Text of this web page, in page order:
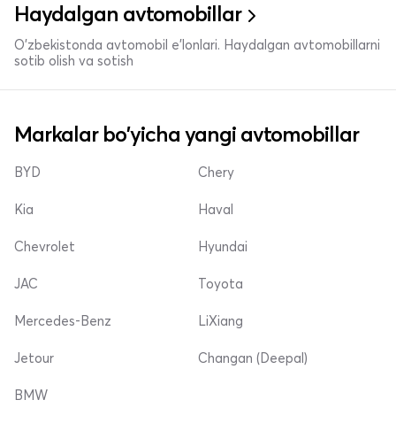
Haydalgan avtomobillar
O'zbekistonda avtomobil e’lonlari. Haydalgan avtomobillarni
sotib olish va sotish
Markalar bo'yicha yangi avtomobillar
BYD
Kia
Chevrolet
Chery
Haval
Hyundai
JAC
Mercedes-Benz
Jetour
Toyota
LiXiang
Changan (Deepal)
BMW